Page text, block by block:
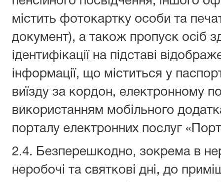
містить фотокартку особи та
документ), а також пропуск осіб
ідентифікації на підставі
інформації, що міститься у
виїзду за кордон, електронному
використанням мобільного
порталу електронних послуг
2.4. Безперешкодно, зокрема в
неробочі та святкові дні, до